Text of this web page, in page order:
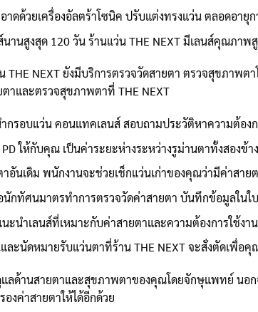
ดด้วยเครื่องอัลตร้าโซนิค ปรับแต่งทรงแว่น ตลอดอายุก
านสูงสุด 120 วัน ร้านแว่น THE NEXT มีเลนส์คุณภาพ
THE NEXT ยังมีบริการตรวจวัดสายตา ตรวจสุขภาพ
าและตรวจสุขภาพตาที่ THE NEXT
กรอบแว่น คอนแทคเลนส์ สอบถามประวัติหาความต้อง
ให้กับคุณ เป็นค่าระยะห่างระหว่างรูม่านตาทั้งสองข้าง
นเดิม พนักงานจะช่วยเช็กแว่นเก่าของคุณว่ามีค่าสายต
กทัศนมาตรทำการตรวจวัดค่าสายตา บันทึกข้อมูลในใ
ะนำเลนส์ที่เหมาะกับค่าสายตาและความต้องการใช้งาน
ละนัดหมายรับแว่นตาที่ร้าน THE NEXT จะสั่งตัดเพื่อคุ
ดูแลด้านสายตาและสุขภาพตาของคุณโดยจักษุแพทย์ น
องค่าสายตาให้ได้อีกด้วย